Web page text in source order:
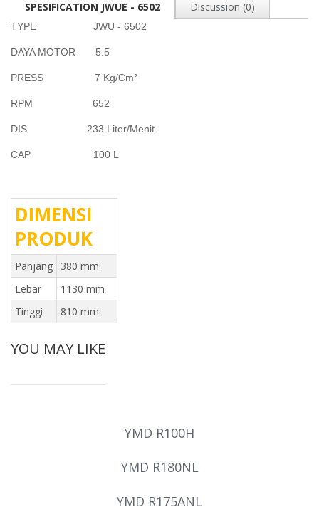
SPESIFICATION JWUE - 6502 Discussion (0)
TYPE JWU - 6502
DAYA MOTOR 5.5
PRESS 7 Kg/Cm²
RPM 652
DIS 233 Liter/Menit
CAP 100 L
DIMENSI
PRODUK
Panjang
380 mm
Lebar
1130 mm
Tinggi
810 mm
YOU MAY LIKE
YMD R100H
YMD R180NL
YMD R175ANL